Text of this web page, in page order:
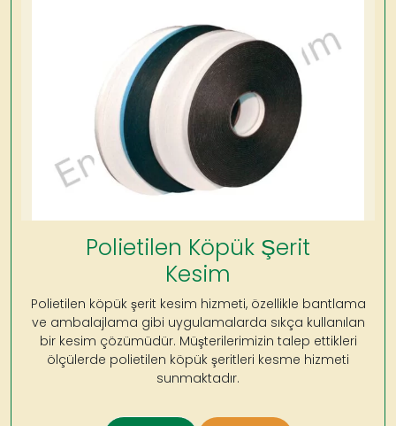
Polietilen Köpük Şerit
Kesim
Polietilen köpük şerit kesim hizmeti, özellikle bantlama
ve ambalajlama gibi uygulamalarda sıkça kullanılan
bir kesim çözümüdür. Müşterilerimizin talep ettikleri
ölçülerde polietilen köpük şeritleri kesme hizmeti
sunmaktadır.